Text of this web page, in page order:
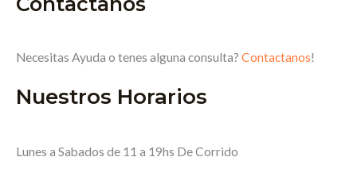
Necesitas Ayuda o tenes alguna consulta? Contactanos!
Nuestros Horarios
Lunes a Sabados de 11 a 19hs De Corrido